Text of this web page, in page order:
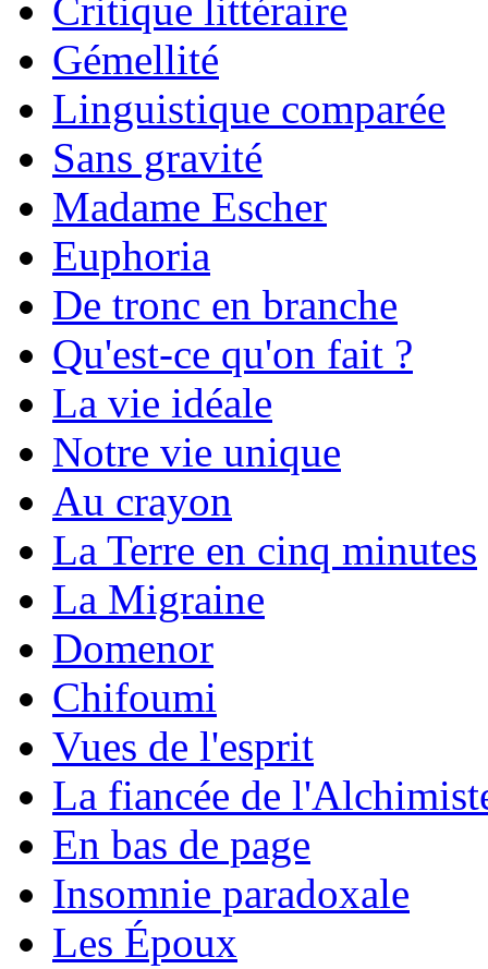
Critique littéraire
Gémellité
Linguistique comparée
Sans gravité
Madame Escher
Euphoria
De tronc en branche
Qu'est-ce qu'on fait ?
La vie idéale
Notre vie unique
Au crayon
La Terre en cinq minutes
La Migraine
Domenor
Chifoumi
Vues de l'esprit
La fiancée de
En bas de page
Insomnie paradoxale
Les Époux